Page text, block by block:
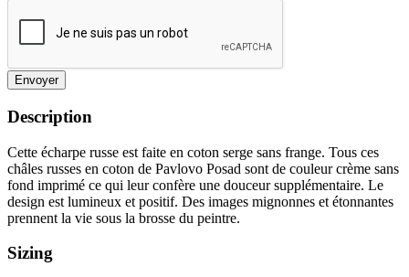
Envoyer
Description
Cette écharpe russe est faite en coton serge sans frange. Tous ces
châles russes en coton de Pavlovo Posad sont de couleur crème sans
fond imprimé ce qui leur confère une douceur supplémentaire. Le
design est lumineux et positif. Des images mignonnes et étonnantes
prennent la vie sous la brosse du peintre.
Sizing